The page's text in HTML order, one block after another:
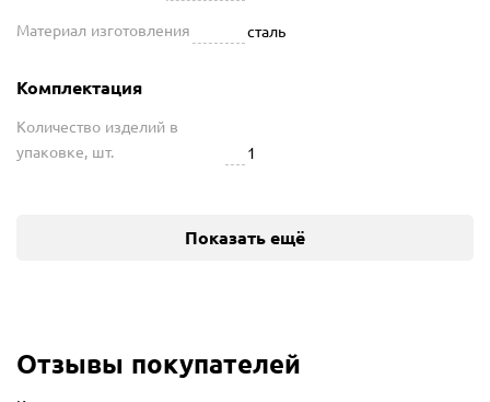
Материал изготовления сталь
Комплектация
Количество изделий в
упаковке, шт.
1
Показать ещё
Отзывы покупателей